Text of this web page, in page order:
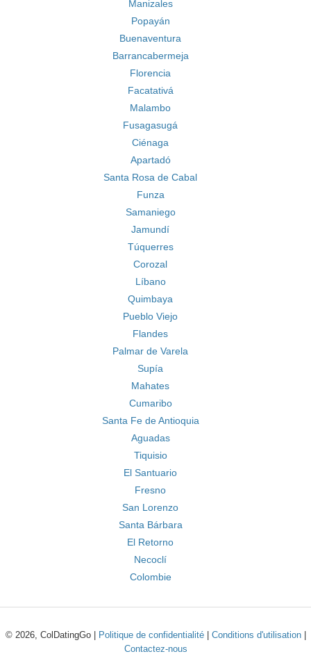
Manizales
Popayán
Buenaventura
Barrancabermeja
Florencia
Facatativá
Malambo
Fusagasugá
Ciénaga
Apartadó
Santa Rosa de Cabal
Funza
Samaniego
Jamundí
Túquerres
Corozal
Líbano
Quimbaya
Pueblo Viejo
Flandes
Palmar de Varela
Supía
Mahates
Cumaribo
Santa Fe de Antioquia
Aguadas
Tiquisio
El Santuario
Fresno
San Lorenzo
Santa Bárbara
El Retorno
Necoclí
Colombie
© 2026, ColDatingGo | Politique de confidentialité| Conditions d'utilisation|
Contactez-nous